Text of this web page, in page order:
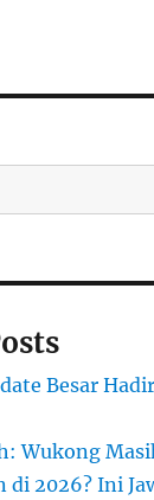
Besar
Wukong
di 2026? Ini